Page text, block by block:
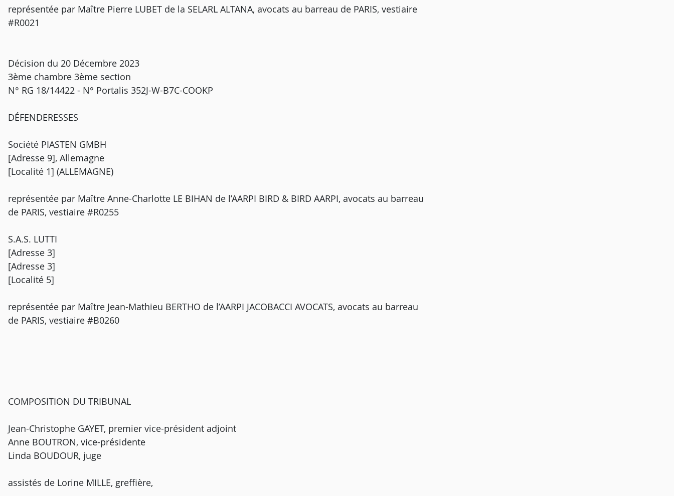
représentée par Maître Pierre LUBET de la SELARL ALTANA, avocats au barreau de PARIS, vestiaire
#R0021
Décision du 20 Décembre 2023
3ème chambre 3ème section
N° RG 18/14422 - N° Portalis 352J-W-B7C-COOKP
DÉFENDERESSES
Société PIASTEN GMBH
[Adresse 9], Allemagne
[Localité 1] (ALLEMAGNE)
représentée par Maître Anne-Charlotte LE BIHAN de l’AARPI BIRD & BIRD AARPI, avocats au barreau
de PARIS, vestiaire #R0255
S.A.S. LUTTI
[Adresse 3]
[Adresse 3]
[Localité 5]
représentée par Maître Jean-Mathieu BERTHO de l’AARPI JACOBACCI AVOCATS, avocats au barreau
de PARIS, vestiaire #B0260
COMPOSITION DU TRIBUNAL
Jean-Christophe GAYET, premier vice-président adjoint
Anne BOUTRON, vice-présidente
Linda BOUDOUR, juge
assistés de Lorine MILLE, greffière,